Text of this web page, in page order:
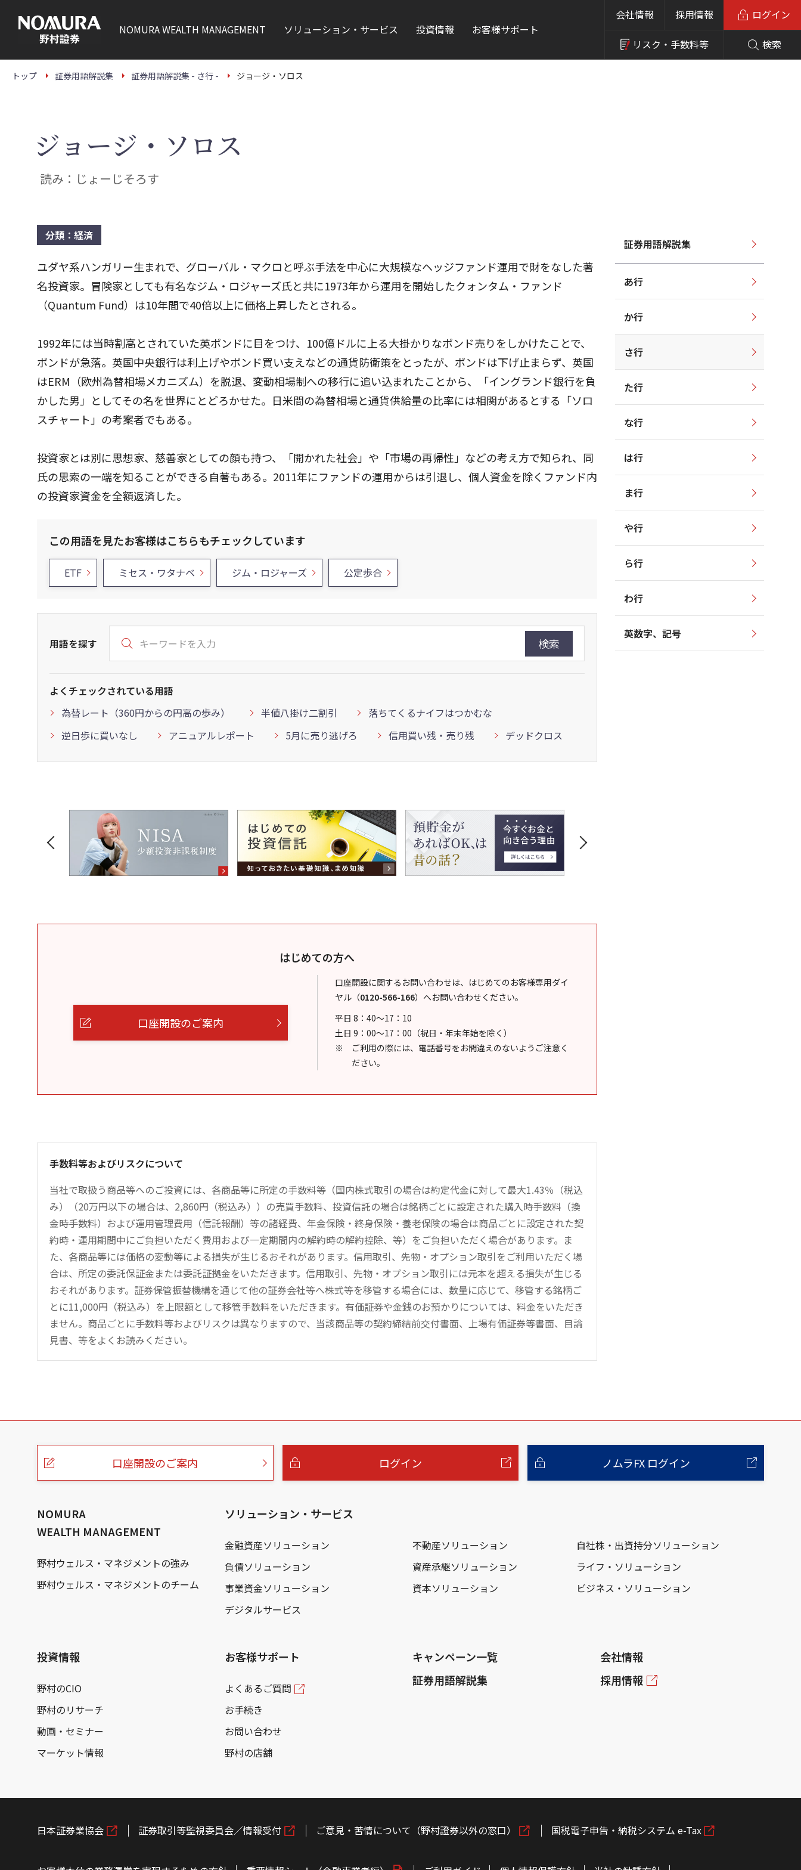
本
NOMURAWEALTH MANAGEMENT ソリューション・サービス 投資情報 お客様サポート
会社情報 採用情報
リスク・ 手数料等 検索
ログイン
トップ 証券用語解説集 証券用語解説集 - さ行 - ジョージ・ソロス
ジョージ・ソロス
読み：じょーじそろす
分類：経済
ユダヤ系ハンガリー生まれで、グローバル・マクロと呼ぶ手法を中心に大規模なヘッジファンド運用で財をなした著
名投資家。冒険家としても有名なジム・ロジャーズ氏と共に1973年から運用を開始したクォンタム・ファンド
（Quantum Fund）は10年間で40倍以上に価格上昇したとされる。
1992年には当時割高とされていた英ポンドに目をつけ、100億ドルに上る大掛かりなポンド売りをしかけたことで、
ポンドが急落。英国中央銀行は利上げやポンド買い支えなどの通貨防衛策をとったが、ポンドは下げ止まらず、英国
はERM（欧州為替相場メカニズム）を脱退、変動相場制への移行に追い込まれたことから、「イングランド銀行を負
かした男」としてその名を世界にとどろかせた。日米間の為替相場と通貨供給量の比率には相関があるとする「ソロ
スチャート」の考案者でもある。
投資家とは別に思想家、慈善家としての顔も持つ、「開かれた社会」や「市場の再帰性」などの考え方で知られ、同
氏の思索の一端を知ることができる自著もある。2011年にファンドの運用からは引退し、個人資金を除くファンド内
の投資家資金を全額返済した。
この用語を見たお客様はこちらもチェックしています
ETF ミセス・ワタナベ ジム・ロジャーズ 公定歩合
用語を探す 検索
よくチェックされている用語
為替レート（360円からの円高の歩み）
半値八掛け二割引
落ちてくるナイフはつかむな
逆日歩に買いなし
アニュアルレポート 5月に売り逃げろ 信用買い残・売り残 デッドクロス
はじめての方へ
口座開設のご案内
口座開設に関するお問い合わせは、はじめてのお客様専用ダイ
ヤル （0120-566-166） へお問い合わせください。
平日 8：40～17：10
土日 9：00～17：00（祝日・年末年始を除く）
ご利用の際には、電話番号をお間違えのないようご注意く
ださい。
手数料等およびリスクについて
当社で取扱う商品等へのご投資には、各商品等に所定の手数料等（国内株式取引の場合は約定代金に対して最大1.43％（税込
み）（20万円以下の場合は、2,860円（税込み））の売買手数料、投資信託の場合は銘柄ごとに設定された購入時手数料（換
金時手数料）および運用管理費用（信託報酬）等の諸経費、年金保険・終身保険・養老保険の場合は商品ごとに設定された契
約時・運用期間中にご負担いただく費用および一定期間内の解約時の解約控除、等）をご負担いただく場合があります。ま
た、各商品等には価格の変動等による損失が生じるおそれがあります。信用取引、先物・オプション取引をご利用いただく場
合は、所定の委託保証金または委託証拠金をいただきます。信用取引、先物・オプション取引には元本を超える損失が生じる
おそれがあります。証券保管振替機構を通じて他の証券会社等へ株式等を移管する場合には、数量に応じて、移管する銘柄ご
とに11,000円（税込み）を上限額として移管手数料をいただきます。有価証券や金銭のお預かりについては、料金をいただき
ません。商品ごとに手数料等およびリスクは異なりますので、当該商品等の契約締結前交付書面、上場有価証券等書面、目論
見書、等をよくお読みください。
証券用語解説集
あ行
か行
さ行
た行
な行
は行
ま行
や行
ら行
わ行
英数字、記号
こ
口座開設のご案内 ログイン ノムラFX ログイン
NOMURA
WEALTH MANAGEMENT
野村ウェルス・マネジメントの強み
野村ウェルス・マネジメントのチーム
ソリューション・サービス
金融資産ソリューション 不動産ソリューション
自社株・出資持分ソリューション
負債ソリューション
資産承継ソリューション
ライフ・ソリューション
事業資金ソリューション
資本ソリューション
ビジネス・ソリューション
デジタルサービス
投資情報
野村のCIO
野村のリサーチ
動画・セミナー
マーケット情報
お客様サポート
よくあるご質問
お手続き
お問い合わせ
野村の店舗
キャンペーン一覧
証券用語解説集
会社情報
採用情報
日本証券業協会 証券取引等監視委員会／情報受付 ご意見・苦情について（野村證券以外の窓口） 国税電子申告・納税システム e-Tax